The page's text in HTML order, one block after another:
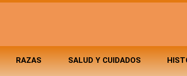
RAZAS SALUD Y CUIDADOS